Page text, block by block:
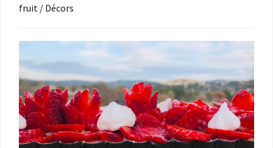
fruit / Décors